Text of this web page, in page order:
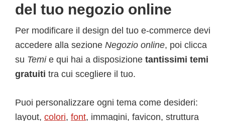
del tuo negozio online
Per modificare il design del tuo e-commerce devi
accedere alla sezione Negozio online, poi clicca
su Temie qui hai a disposizione tantissimi temi
gratuiti tra cui scegliere il tuo.
Puoi personalizzare ogni tema come desideri:
layout, colori, font, immagini, favicon, struttura